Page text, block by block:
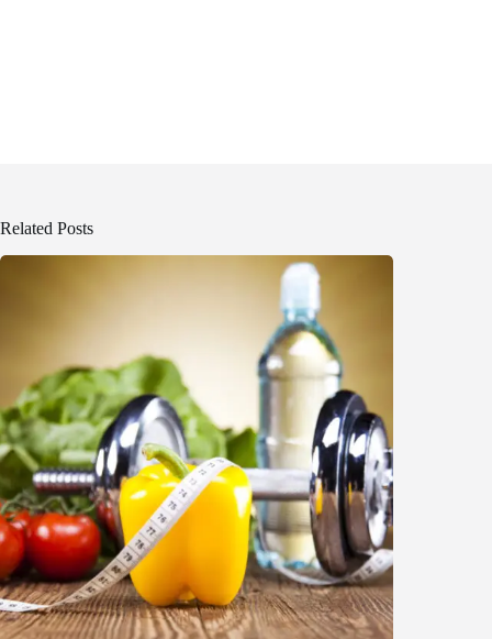
Related Posts